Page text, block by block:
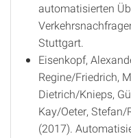
automatisierten
Stuttgart.
Eisenkopf,
Regine/Friedrich,
Dietrich/Knieps,
Kay/Oeter,
(2017).